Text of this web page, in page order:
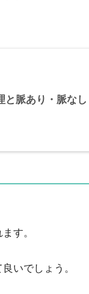
と脈あり・脈なし
す。
いでしょう。